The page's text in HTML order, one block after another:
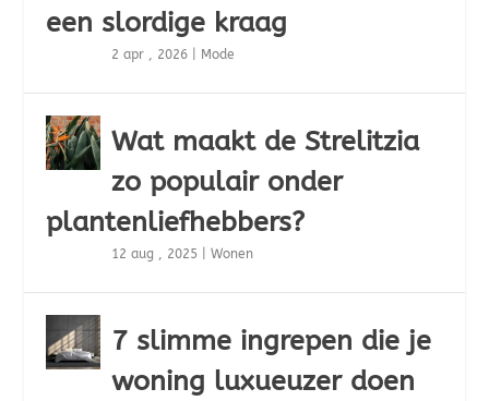
een slordige kraag
2 apr , 2026 Mode
Wat maakt de Strelitzia
zo populair onder
plantenliefhebbers?
12 aug , 2025 |Wonen
7 slimme ingrepen die je
woning luxueuzer doen